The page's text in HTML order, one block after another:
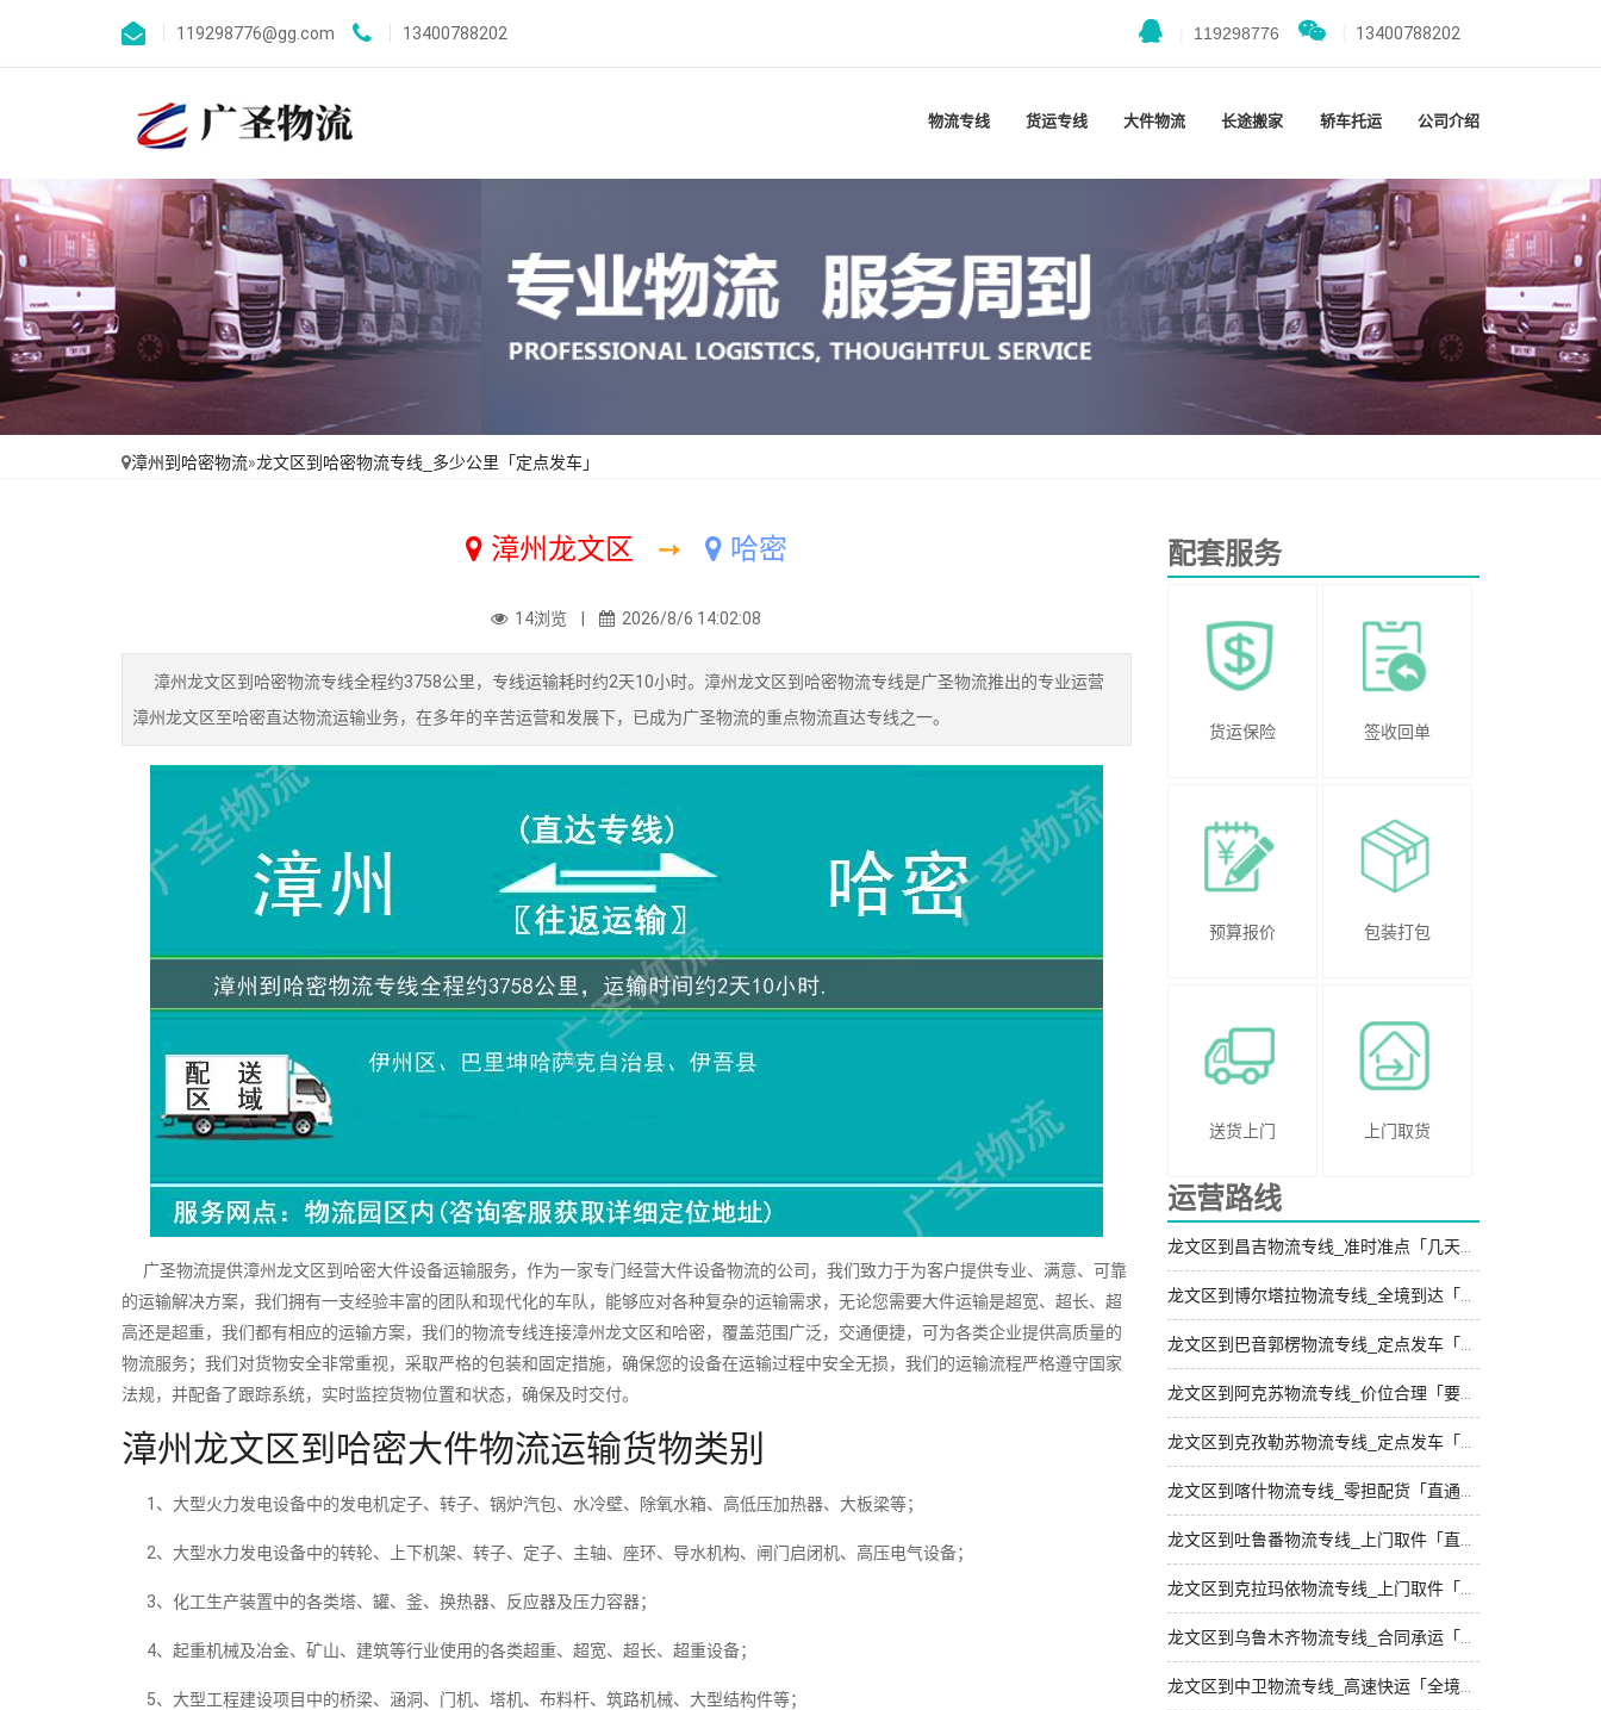
119298776@gg.com 13400788202 119298776 13400788202
物流专线 货运专线 大件物流 长途搬家 轿车托运 公司介绍
漳州到哈密物流»龙文区到哈密物流专线_多少公里「定点发车」
漳州龙文区 ➙ 哈密
14浏览 | 2026/8/6 14:02:08
漳州龙文区到哈密物流专线全程约3758公里，专线运输耗时约2天10小时。漳州龙文区到哈密物流专线是广圣物流推出的专业运营
漳州龙文区至哈密直达物流运输业务，在多年的辛苦运营和发展下，已成为广圣物流的重点物流直达专线之一。
广圣物流提供漳州龙文区到哈密大件设备运输服务，作为一家专门经营大件设备物流的公司，我们致力于为客户提供专业、满意、可靠
的运输解决方案，我们拥有一支经验丰富的团队和现代化的车队，能够应对各种复杂的运输需求，无论您需要大件运输是超宽、超长、超
高还是超重，我们都有相应的运输方案，我们的物流专线连接漳州龙文区和哈密，覆盖范围广泛，交通便捷，可为各类企业提供高质量的
物流服务；我们对货物安全非常重视，采取严格的包装和固定措施，确保您的设备在运输过程中安全无损，我们的运输流程严格遵守国家
法规，并配备了跟踪系统，实时监控货物位置和状态，确保及时交付。
漳州龙文区到哈密大件物流运输货物类别
1、大型火力发电设备中的发电机定子、转子、锅炉汽包、水冷壁、除氧水箱、高低压加热器、大板梁等；
2、大型水力发电设备中的转轮、上下机架、转子、定子、主轴、座环、导水机构、闸门启闭机、高压电气设备；
3、化工生产装置中的各类塔、罐、釜、换热器、反应器及压力容器；
4、起重机械及冶金、矿山、建筑等行业使用的各类超重、超宽、超长、超重设备；
5、大型工程建设项目中的桥梁、涵洞、门机、塔机、布料杆、筑路机械、大型结构件等；
配套服务
货运保险 签收回单
预算报价 包装打包
送货上门 上门取货
运营路线
龙文区到昌吉物流专线_准时准点「几天到达」
龙文区到博尔塔拉物流专线_全境到达「诚信经营」
龙文区到巴音郭楞物流专线_定点发车「多久能到」
龙文区到阿克苏物流专线_价位合理「要多少钱」
龙文区到克孜勒苏物流专线_定点发车「快运有保障」
龙文区到喀什物流专线_零担配货「直通专线」
龙文区到吐鲁番物流专线_上门取件「直达往返」
龙文区到克拉玛依物流专线_上门取件「几天到达」
龙文区到乌鲁木齐物流专线_合同承运「按时送达」
龙文区到中卫物流专线_高速快运「全境到达」